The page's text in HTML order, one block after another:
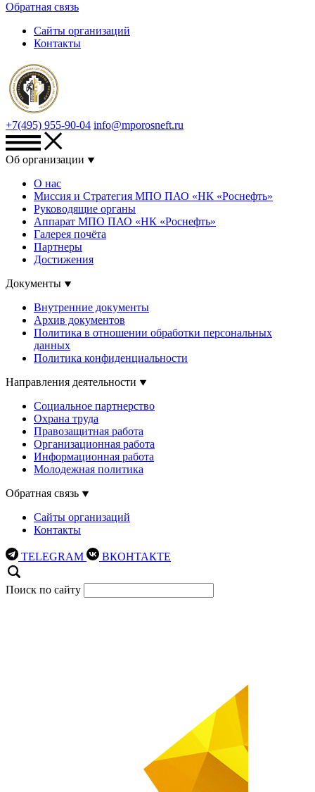
Обратная связь
Сайты организаций
Контакты
+7(495) 955-90-04 info@mporosneft.ru
Об организации
О нас
Миссия и Стратегия МПО ПАО «НК «Роснефть»
Руководящие органы
Аппарат МПО ПАО «НК «Роснефть»
Галерея почёта
Партнеры
Достижения
Документы
Внутренние документы
Архив документов
Политика в отношении обработки персональных
данных
Политика конфиденциальности
Направления деятельности
Социальное партнерство
Охрана труда
Правозащитная работа
Организационная работа
Информационная работа
Молодежная политика
Обратная связь
Сайты организаций
Контакты
TELEGRAM ВКОНТАКТЕ
Поиск по сайту